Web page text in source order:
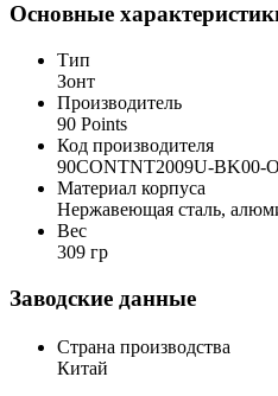
Основные
Тип
Зонт
Производитель
90 Points
Код производителя
90CONTNT2009U-BK00-
Материал корпуса
Нержавеющая сталь,
Вес
309 гр
Заводские данные
Страна производства
Китай